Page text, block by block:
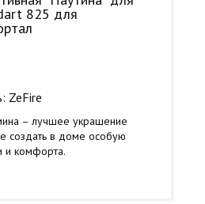
825 для
ZeFire
– лучшее украшение
создать в доме особую
и комфорта.